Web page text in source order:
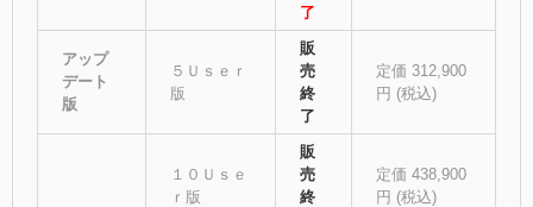
了
アップ
デート
版
５Ｕｓｅｒ
版
販
売
終
了
定価 312,900
円 (税込)
１０Ｕｓｅ
ｒ版
販
売
終
定価 438,900
円 (税込)